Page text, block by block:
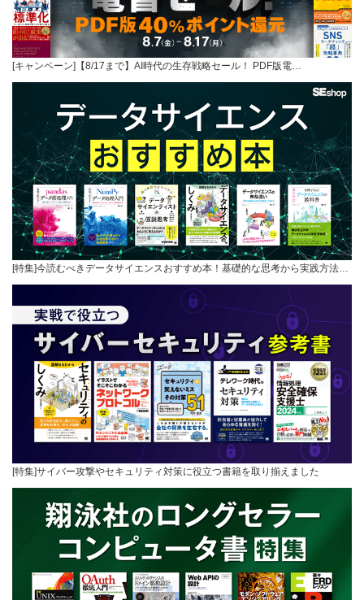
[キャンペーン]【8/17まで】AI時代の生存戦略セール！ PDF版電…
[特集]今読むべきデータサイエンスおすすめ本！基礎的な思考から実践方法…
[特集]サイバー攻撃やセキュリティ対策に役立つ書籍を取り揃えました